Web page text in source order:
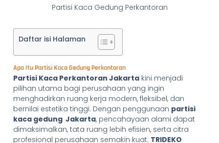
Partisi Kaca Gedung Perkantoran
Daftar isi Halaman
Apa Itu Partisi Kaca Gedung Perkantoran
Partisi Kaca Perkantoran Jakartakini menjadi
pilihan utama bagi perusahaan yang ingin
menghadirkan ruang kerja modern, fleksibel, dan
bernilai estetika tinggi. Dengan penggunaan partisi
kaca gedung Jakarta, pencahayaan alami dapat
dimaksimalkan, tata ruang lebih efisien, serta citra
profesional perusahaan semakin kuat. TRIDEKO